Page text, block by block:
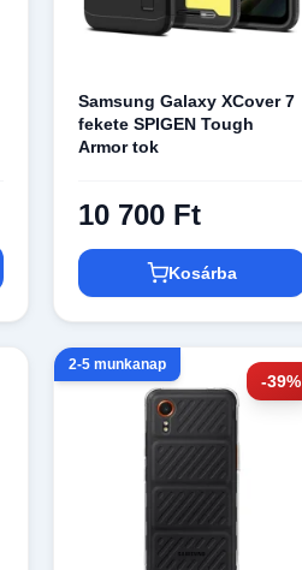
Samsung Galaxy XCover 7
fekete SPIGEN Tough
Armor tok
10 700 Ft
Kosárba
-39%
2-5 munkanap